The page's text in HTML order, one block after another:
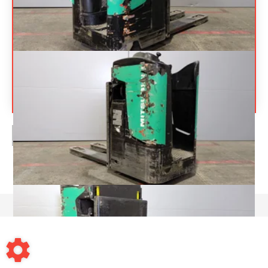
Transpalette porté debout
PBR20N
Référence 20262
Électrique
Prix sur
demande
Mentions légales - Conditions générales de vente